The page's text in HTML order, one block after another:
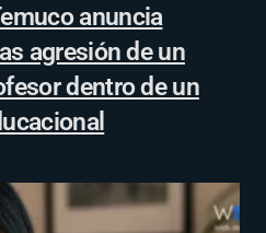
anuncia
agresión de un
dentro de un